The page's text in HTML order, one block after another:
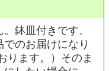
鉢皿付きです。
でのお届けになり
ります。）そのま